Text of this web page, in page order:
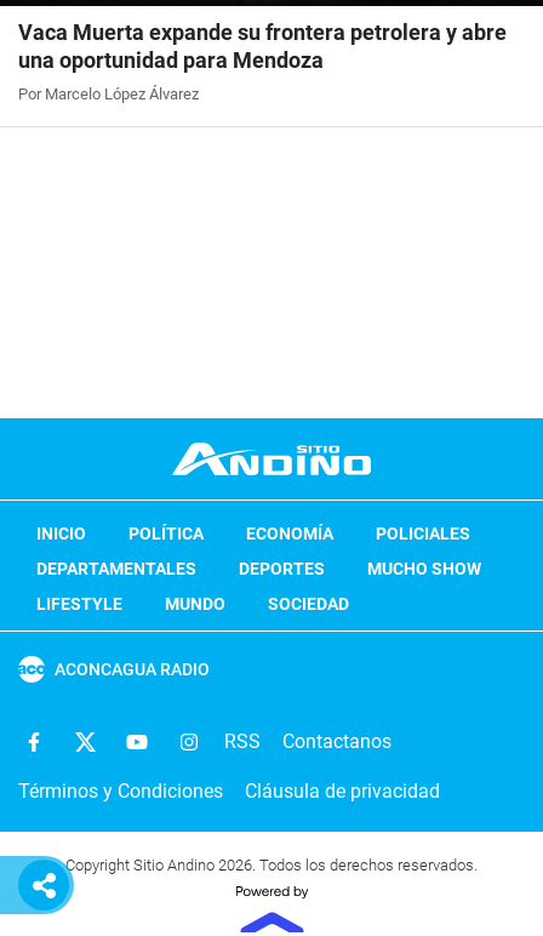
Vaca Muerta expande su frontera petrolera y abre
una oportunidad para Mendoza
Por Marcelo López Álvarez
INICIO POLÍTICA ECONOMÍA
POLICIALES
DEPARTAMENTALES
DEPORTES
MUCHO SHOW
LIFESTYLE
MUNDO SOCIEDAD
ACONCAGUA RADIO
RSS Contactanos
Términos y Condiciones Cláusula de privacidad
Copyright Sitio Andino 2026. Todos los derechos reservados.